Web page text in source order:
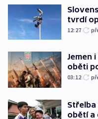
tvrdí
12:27
Jemen
oběti
03:12
Střelba
obětí a